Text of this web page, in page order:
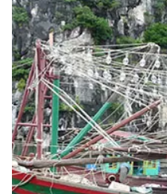
Croisière
d’Halong
Résumé du circuit :
DESTINATION : Hanoi - Ha
READ MORE